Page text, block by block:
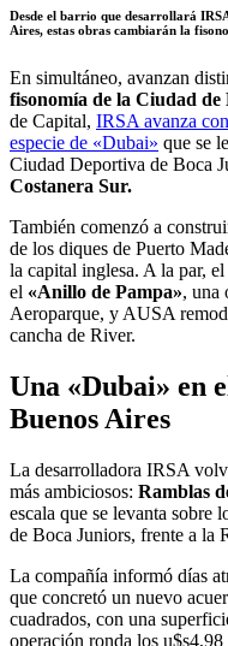
Desde el barrio que desarrollará
Aires, estas obras cambiarán la
En simultáneo, avanzan
fisonomía de la Ciudad de
de Capital, IRSA avanza
especie de «Dubai» que se
Ciudad Deportiva de Boca
Costanera Sur.
También comenzó a
de los diques de Puerto
la capital inglesa. A la par,
el «Anillo de Pampa», una
Aeroparque, y AUSA
cancha de River.
Una «Dubai» en
Buenos Aires
La desarrolladora IRSA
más ambiciosos: Ramblas
escala que se levanta sobre
de Boca Juniors, frente a la
La compañía informó días
que concretó un nuevo
cuadrados, con una
operación ronda los